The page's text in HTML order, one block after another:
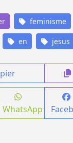
feminisme
en jesus
WhatsApp